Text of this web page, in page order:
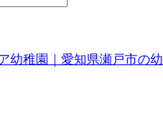
幼稚園｜愛知県瀬戸市の